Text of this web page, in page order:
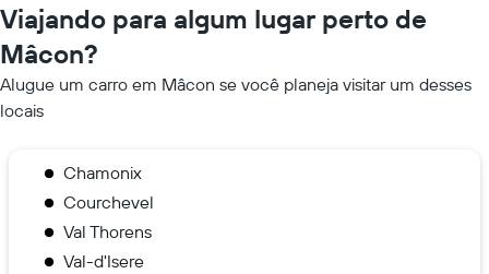
Viajando para algum lugar perto de
Mâcon?
Alugue um carro em Mâcon se você planeja visitar um desses
locais
Chamonix
Courchevel
Val Thorens
Val-d'Isere